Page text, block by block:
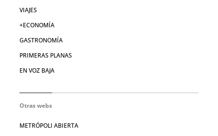
VIAJES
+ECONOMÍA
GASTRONOMÍA
PRIMERAS PLANAS
EN VOZ BAJA
Otras webs
METRÓPOLI ABIERTA